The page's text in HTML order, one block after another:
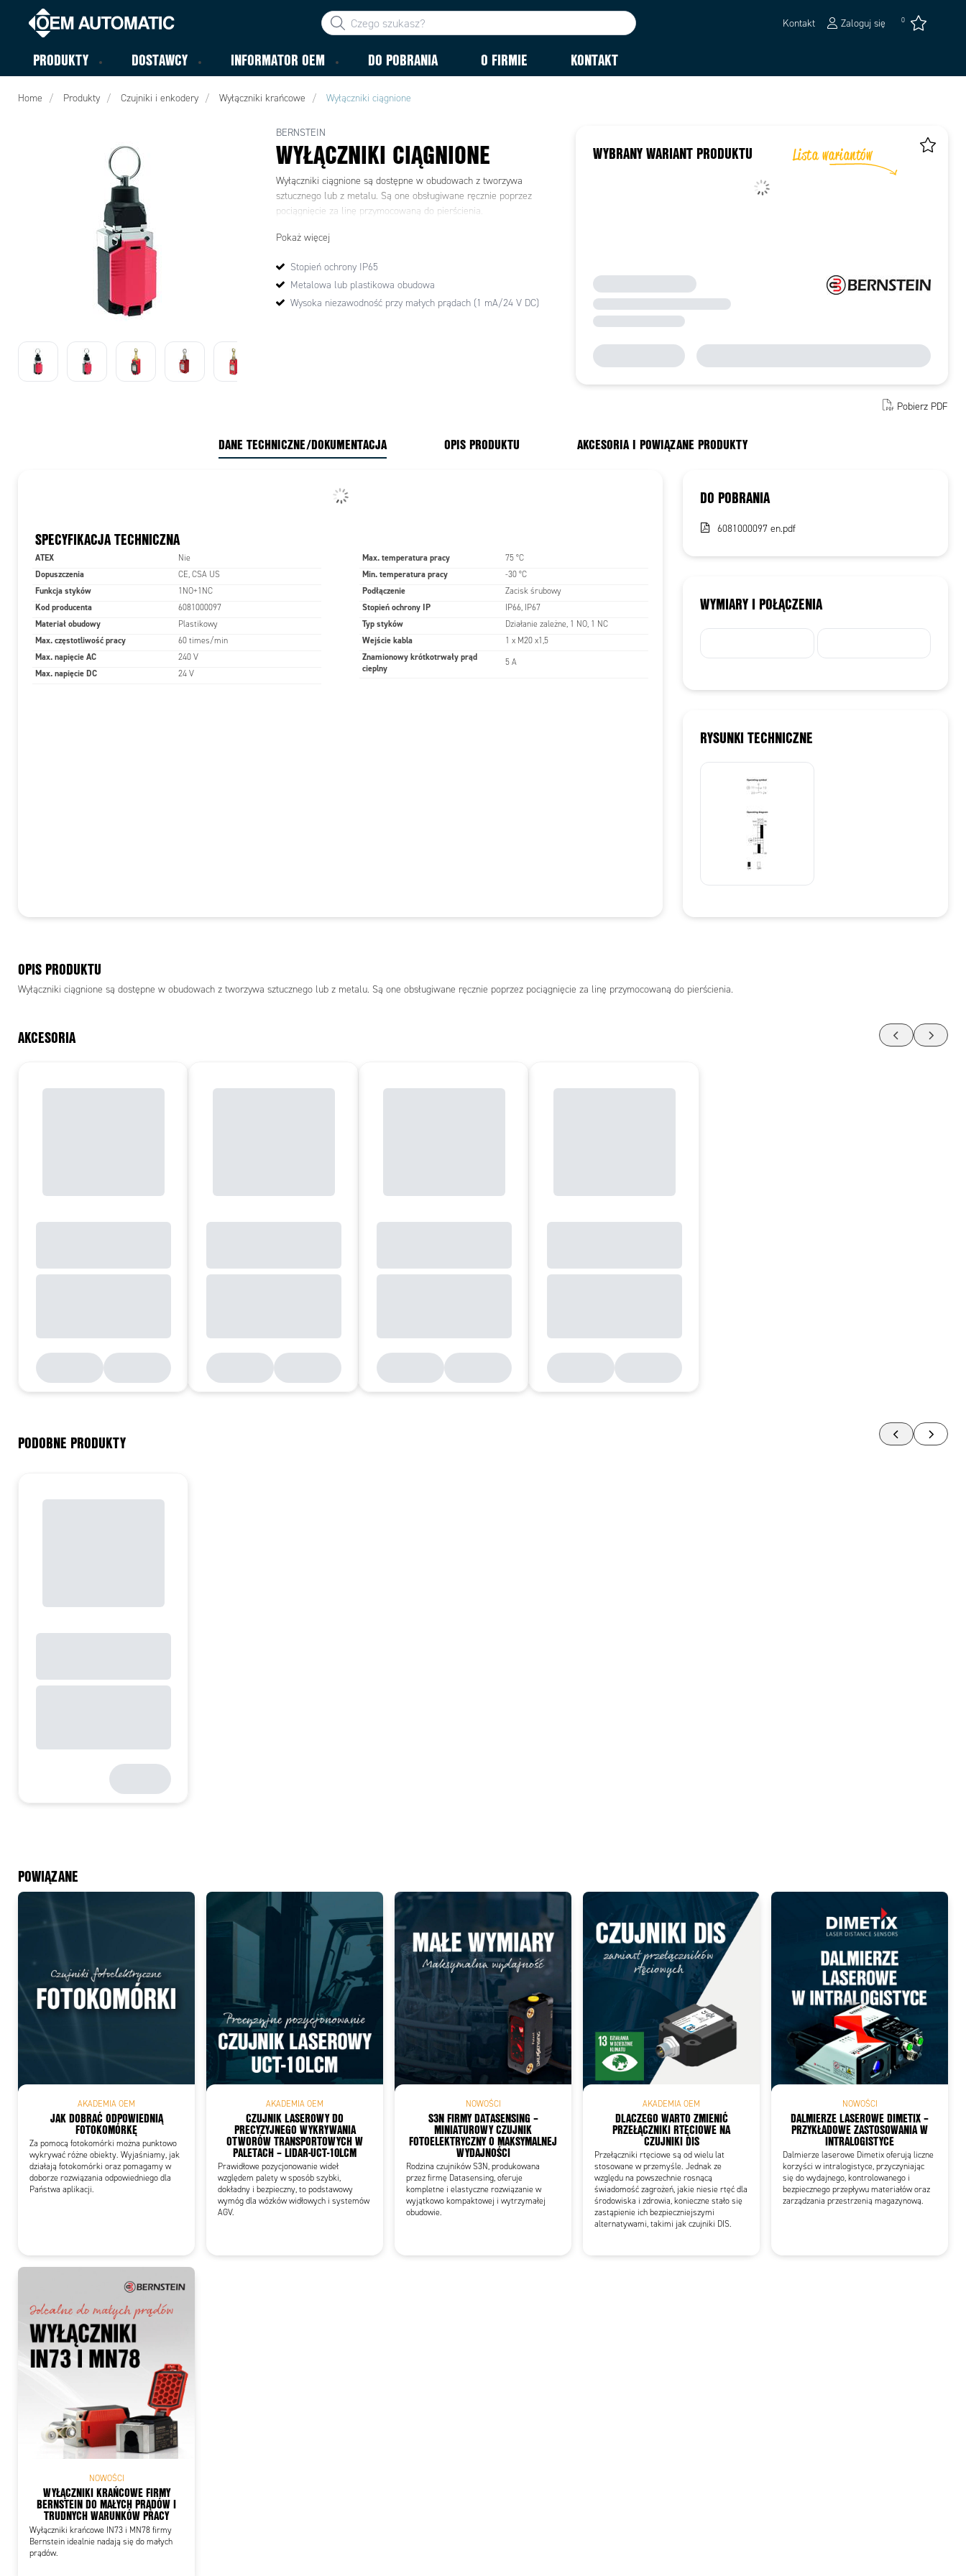
Kontakt Zaloguj się 0
PRODUKTY DOSTAWCY INFORMATOR OEM DO POBRANIA O FIRMIE KONTAKT
Home Produkty Czujniki i enkodery Wyłączniki krańcowe Wyłączniki ciągnione
BERNSTEIN
WYŁĄCZNIKI CIĄGNIONE
Wyłączniki ciągnione są dostępne w obudowach z tworzywa
sztucznego lub z metalu. Są one obsługiwane ręcznie poprzez
pociągnięcie za linę przymocowaną do pierścienia.
Pokaż więcej
Stopień ochrony IP65
Metalowa lub plastikowa obudowa
Wysoka niezawodność przy małych prądach (1 mA/24 V DC)
WYBRANY WARIANT PRODUKTU
Pobierz PDF
DANE TECHNICZNE/DOKUMENTACJA OPIS PRODUKTU AKCESORIA I POWIĄZANE PRODUKTY
SPECYFIKACJA TECHNICZNA
ATEX Nie
Dopuszczenia CE, CSA US
Funkcja styków 1NO+1NC
Kod producenta 6081000097
Materiał obudowy Plastikowy
Max. częstotliwość pracy 60 times/min
Max. napięcie AC 240 V
Max. napięcie DC 24 V
Max. temperatura pracy 75 °C
Min. temperatura pracy -30 °C
Podłączenie Zacisk śrubowy
Stopień ochrony IP IP66, IP67
Typ styków Działanie zależne, 1 NO, 1 NC
Wejście kabla 1 x M20 x1,5
Znamionowy krótkotrwały prąd
cieplny
5 A
DO POBRANIA
6081000097 en.pdf
WYMIARY I POŁĄCZENIA
RYSUNKI TECHNICZNE
OPIS PRODUKTU
Wyłączniki ciągnione są dostępne w obudowach z tworzywa sztucznego lub z metalu. Są one obsługiwane ręcznie poprzez pociągnięcie za linę przymocowaną do pierścienia.
AKCESORIA
PODOBNE PRODUKTY
Add to existing cart row Add as new cart row
POWIĄZANE
AKADEMIA OEM
JAK DOBRAĆ ODPOWIEDNIĄ
FOTOKOMÓRKĘ
Za pomocą fotokomórki można punktowo
wykrywać różne obiekty. Wyjaśniamy, jak
działają fotokomórki oraz pomagamy w
doborze rozwiązania odpowiedniego dla
Państwa aplikacji.
AKADEMIA OEM
CZUJNIK LASEROWY DO
PRECYZYJNEGO WYKRYWANIA
OTWORÓW TRANSPORTOWYCH W
PALETACH – LIDAR-UCT-10LCM
Prawidłowe pozycjonowanie wideł
względem palety w sposób szybki,
dokładny i bezpieczny, to podstawowy
wymóg dla wózków widłowych i systemów
AGV.
NOWOŚCI
S3N FIRMY DATASENSING –
MINIATUROWY CZUJNIK
FOTOELEKTRYCZNY O MAKSYMALNEJ
WYDAJNOŚCI
Rodzina czujników S3N, produkowana
przez firmę Datasensing, oferuje
kompletne i elastyczne rozwiązanie w
wyjątkowo kompaktowej i wytrzymałej
obudowie.
AKADEMIA OEM
DLACZEGO WARTO ZMIENIĆ
PRZEŁĄCZNIKI RTĘCIOWE NA
CZUJNIKI DIS
Przełączniki rtęciowe są od wielu lat
stosowane w przemyśle. Jednak ze
względu na powszechnie rosnącą
świadomość zagrożeń, jakie niesie rtęć dla
środowiska i zdrowia, konieczne stało się
zastąpienie ich bezpieczniejszymi
alternatywami, takimi jak czujniki DIS.
NOWOŚCI
DALMIERZE LASEROWE DIMETIX –
PRZYKŁADOWE ZASTOSOWANIA W
INTRALOGISTYCE
Dalmierze laserowe Dimetix oferują liczne
korzyści w intralogistyce, przyczyniając
się do wydajnego, kontrolowanego i
bezpiecznego przepływu materiałów oraz
zarządzania przestrzenią magazynową.
NOWOŚCI
WYŁĄCZNIKI KRAŃCOWE FIRMY
BERNSTEIN DO MAŁYCH PRĄDÓW I
TRUDNYCH WARUNKÓW PRACY
Wyłączniki krańcowe IN73 i MN78 firmy
Bernstein idealnie nadają się do małych
prądów.